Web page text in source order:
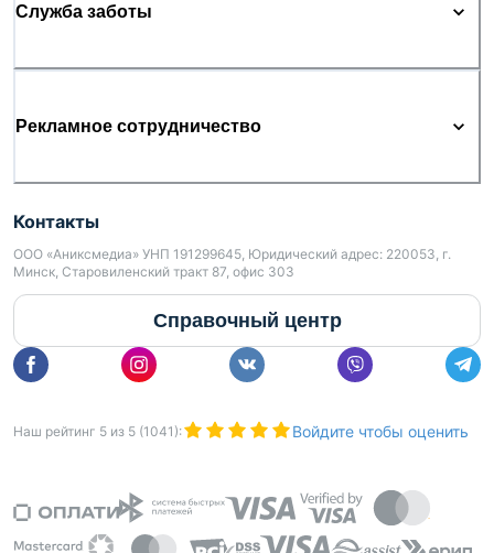
Служба заботы
Рекламное сотрудничество
Контакты
ООО «Аниксмедиа» УНП 191299645, Юридический адрес: 220053, г.
Минск, Старовиленский тракт 87, офис 303
Справочный центр
Наш рейтинг 5 из 5 (1041 ): Войдите чтобы оценить